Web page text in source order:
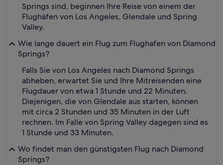
Springs sind, beginnen Ihre Reise von einem der
Flughäfen von Los Angeles, Glendale und Spring
Valley.
Wie lange dauert ein Flug zum Flughafen von Diamond
Springs?
Falls Sie von Los Angeles nach Diamond Springs
abheben, erwartet Sie und Ihre Mitreisenden eine
Flugdauer von etwa 1 Stunde und 22 Minuten.
Diejenigen, die von Glendale aus starten, können
mit circa 2 Stunden und 35 Minuten in der Luft
rechnen. Im Falle von Spring Valley dagegen sind es
1 Stunde und 33 Minuten.
Wo findet man den günstigsten Flug nach Diamond
Springs?